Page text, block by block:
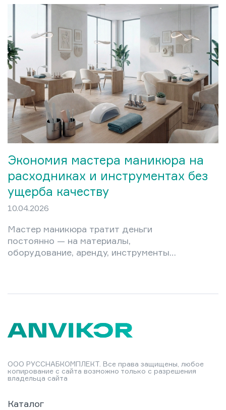
случайно: техника появилась именно
как ответ на проблему
травматичного обрезного ухода —
болезненного, рискованного и
парадоксально ускоряющего рост
кутикулы. В этой статье разберём,
что представляет собой пилочный
маникюр, чем он отличается от
обрезного и аппаратного, кому
подходит, а кому — нет, и как
освоить технику дома без…
Экономия мастера маникюра на
расходниках и инструментах без
ущерба качеству
10.04.2026
Мастер маникюра тратит деньги
постоянно — на материалы,
оборудование, аренду, инструменты.
грамотный выбор: где можно
сэкономить без ущерба репутации, а
конкретные стратегии управления
расходами: от расчёта
ООО РУССНАБКОМПЛЕКТ. Все права защищены, любое
копирование с сайта возможно только с разрешения
владельца сайта
Каталог